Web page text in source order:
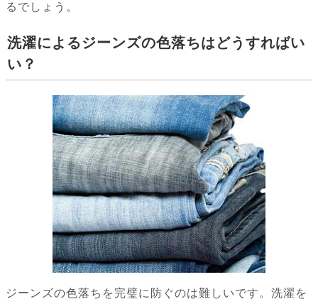
るでしょう。
洗濯によるジーンズの色落ちはどうすればい
い？
ジーンズの色落ちを完璧に防ぐのは難しいです。洗濯を